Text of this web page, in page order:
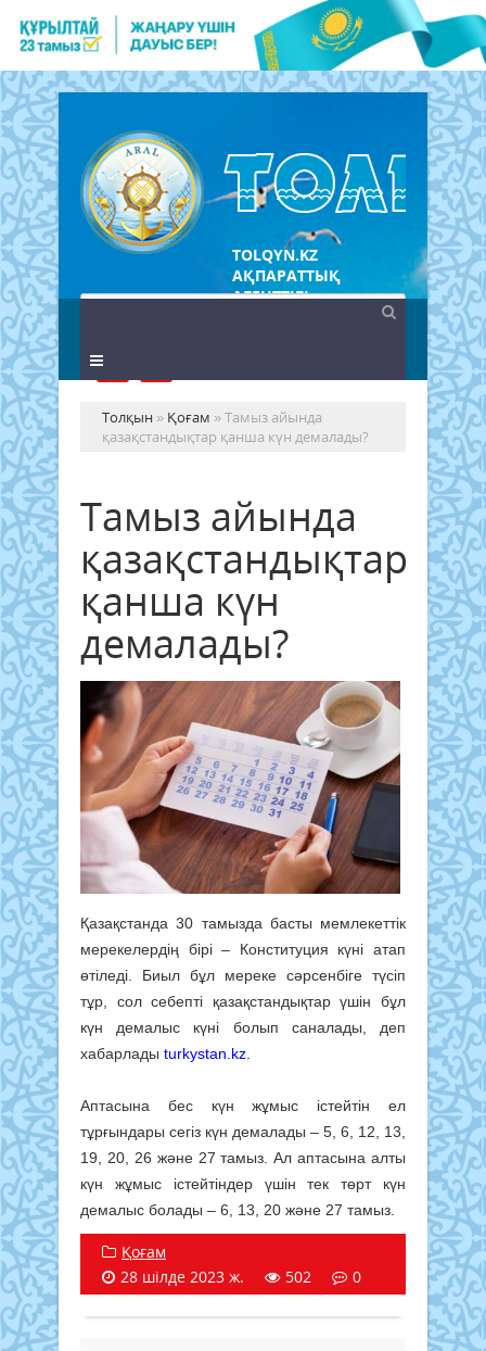
TOLQYN.KZ
АҚПАРАТТЫҚ
АГЕНТТІГІ
Толқын » Қоғам » Тамыз айында
қазақстандықтар қанша күн демалады?
Тамыз айында
қазақстандықтар
қанша күн
демалады?
Қазақстанда 30 тамызда басты мемлекеттік
мерекелердің бірі – Конституция күні атап
өтіледі. Биыл бұл мереке сәрсенбіге түсіп
тұр, сол себепті қазақстандықтар үшін бұл
күн демалыс күні болып саналады, деп
хабарлады turkystan.kz.
Аптасына бес күн жұмыс істейтін ел
тұрғындары сегіз күн демалады – 5, 6, 12, 13,
19, 20, 26 және 27 тамыз. Ал аптасына алты
күн жұмыс істейтіндер үшін тек төрт күн
демалыс болады – 6, 13, 20 және 27 тамыз.
Қоғам
28 шілде 2023 ж.
502 0